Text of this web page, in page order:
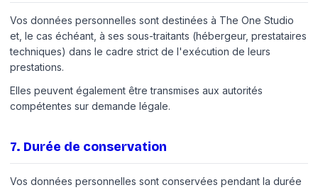
Vos données personnelles sont destinées à The One Studio
et, le cas échéant, à ses sous-traitants (hébergeur, prestataires
techniques) dans le cadre strict de l'exécution de leurs
prestations.
Elles peuvent également être transmises aux autorités
compétentes sur demande légale.
7. Durée de conservation
Vos données personnelles sont conservées pendant la durée